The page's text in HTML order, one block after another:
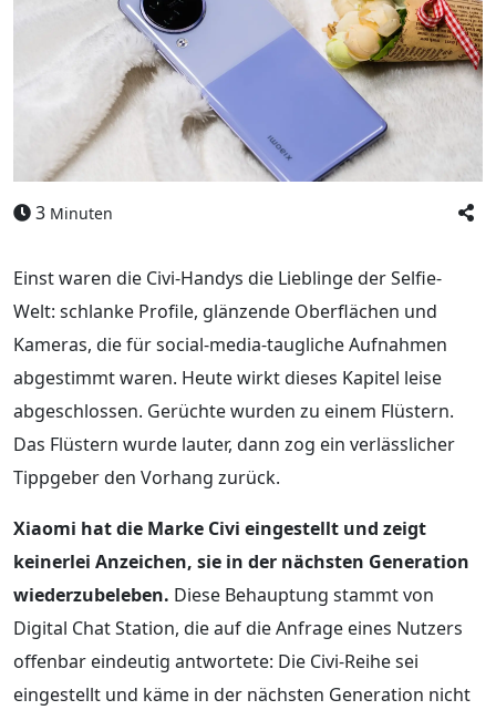
3 Minuten
Einst waren die Civi-Handys die Lieblinge der Selfie-
Welt: schlanke Profile, glänzende Oberflächen und
Kameras, die für social-media-taugliche Aufnahmen
abgestimmt waren. Heute wirkt dieses Kapitel leise
abgeschlossen. Gerüchte wurden zu einem Flüstern.
Das Flüstern wurde lauter, dann zog ein verlässlicher
Tippgeber den Vorhang zurück.
Xiaomi hat die Marke Civi eingestellt und zeigt
keinerlei Anzeichen, sie in der nächsten Generation
wiederzubeleben. Diese Behauptung stammt von
Digital Chat Station, die auf die Anfrage eines Nutzers
offenbar eindeutig antwortete: Die Civi-Reihe sei
eingestellt und käme in der nächsten Generation nicht